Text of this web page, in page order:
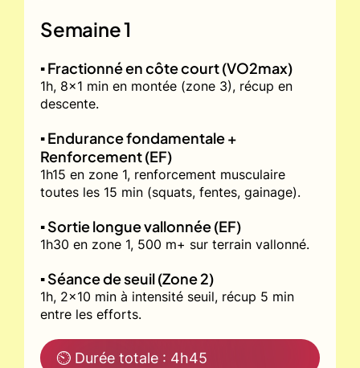
Semaine 1
▪️ Fractionné en côte court (VO2max)
1h, 8x1 min en montée (zone 3), récup en
descente.
▪️ Endurance fondamentale +
Renforcement (EF)
1h15 en zone 1, renforcement musculaire
toutes les 15 min (squats, fentes, gainage).
▪️ Sortie longue vallonnée (EF)
1h30 en zone 1, 500 m+ sur terrain vallonné.
▪️ Séance de seuil (Zone 2)
1h, 2x10 min à intensité seuil, récup 5 min
entre les efforts.
⏲ Durée totale : 4h45